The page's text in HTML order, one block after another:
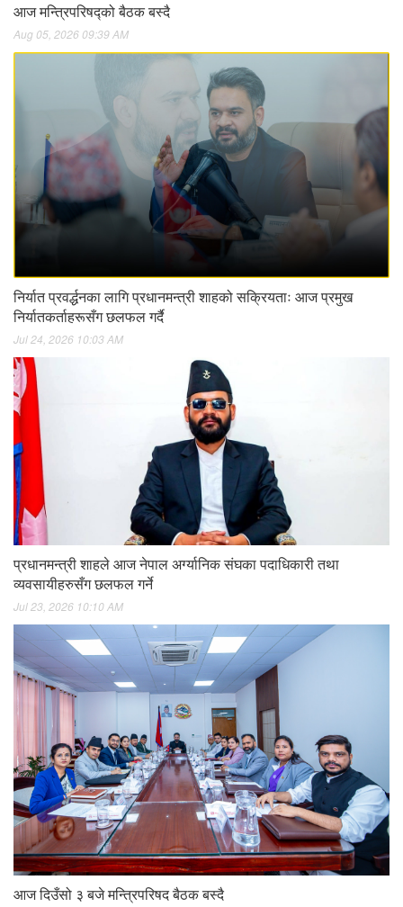
आज मन्त्रिपरिषद्को बैठक बस्दै
Aug 05, 2026 09:39 AM
निर्यात प्रवर्द्धनका लागि प्रधानमन्त्री शाहको सक्रियताः आज प्रमुख
निर्यातकर्ताहरूसँग छलफल गर्दै
Jul 24, 2026 10:03 AM
प्रधानमन्त्री शाहले आज नेपाल अर्ग्यानिक संघका पदाधिकारी तथा
व्यवसायीहरुसँग छलफल गर्ने
Jul 23, 2026 10:10 AM
आज दिउँसो ३ बजे मन्त्रिपरिषद बैठक बस्दै